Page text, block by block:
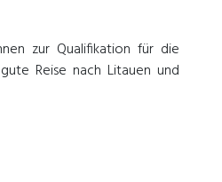
zur Qualifikation für die
Reise nach Litauen und